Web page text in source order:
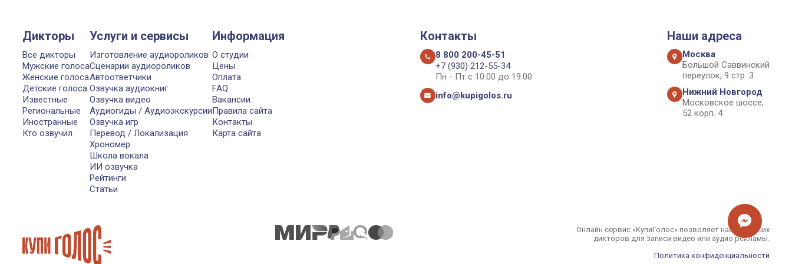
Дикторы
Все дикторы
Мужские голоса
Женские голоса
Детские голоса
Известные
Региональные
Иностранные
Кто озвучил
Услуги и сервисы
Изготовление аудиороликов
Сценарии аудиороликов
Автоответчики
Озвучка аудиокниг
Озвучка видео
Аудиогиды / Аудиоэкскурсии
Озвучка игр
Перевод / Локализация
Хрономер
Школа вокала
ИИ озвучка
Рейтинги
Статьи
Информация
О студии
Цены
Оплата
FAQ
Вакансии
Правила сайта
Контакты
Карта сайта
Контакты
8 800 200-45-51
+7 (930) 212-55-34
Пн - Пт с 10:00 до 19:00
info@kupigolos.ru
Наши адреса
Москва
Большой Саввинский
переулок, 9 стр. 3
Нижний Новгород
Московское шоссе,
52 корп. 4
Онлайн сервис «КупиГолос» позволяет найти лучших
дикторов для записи видео или аудио рекламы.
Политика конфиденциальности